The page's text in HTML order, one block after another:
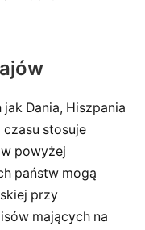
Dania, Hiszpania
czasu stosuje
powyżej
państw mogą
przy
mających na